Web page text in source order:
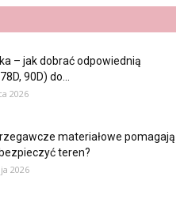
– jak dobrać odpowiednią
90D) do...
2026
materiałowe pomagają
teren?
2026